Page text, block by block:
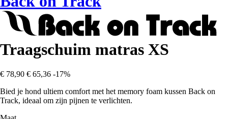
Traagschuim matras XS
€ 78,90 € 65,36 -17%
Bied je hond ultiem comfort met het memory foam kussen Back on
Track, ideaal om zijn pijnen te verlichten.